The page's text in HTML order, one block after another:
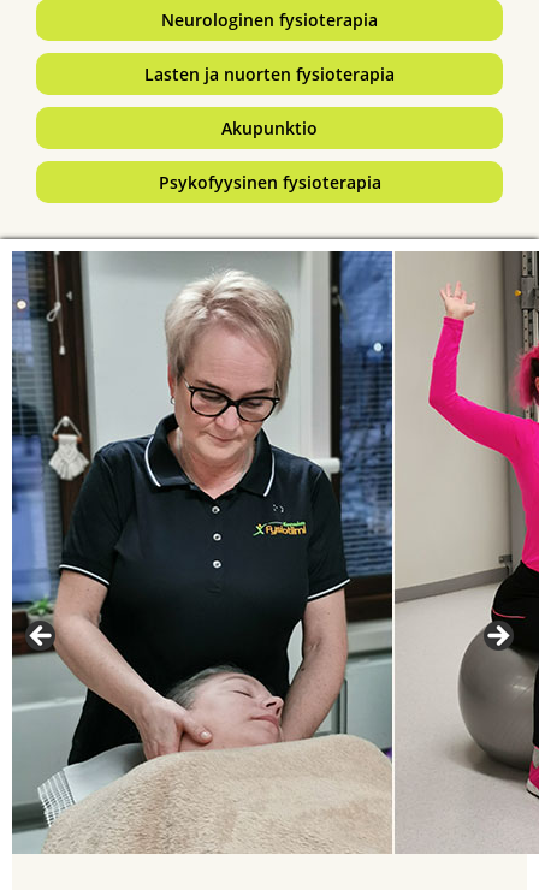
Neurologinen fysioterapia
Lasten ja nuorten fysioterapia
Akupunktio
Psykofyysinen fysioterapia